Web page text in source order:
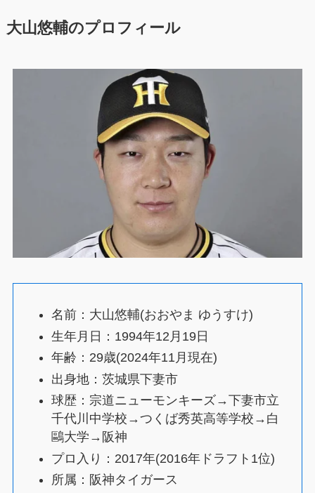
大山悠輔のプロフィール
名前：大山悠輔(おおやま ゆうすけ)
生年月日：1994年12月19日
年齢：29歳(2024年11月現在)
出身地：茨城県下妻市
球歴：宗道ニューモンキーズ→下妻市立
千代川中学校→つくば秀英高等学校→白
鷗大学→阪神
プロ入り：2017年(2016年ドラフト1位)
所属：阪神タイガース